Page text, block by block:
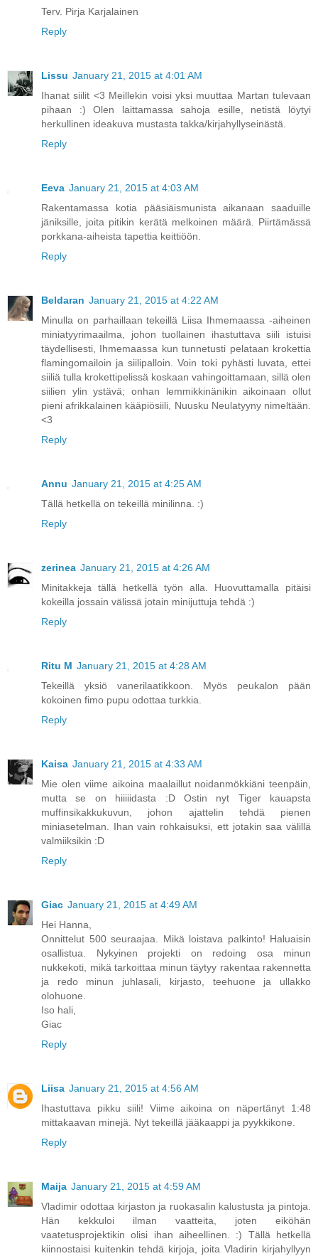
Terv. Pirja Karjalainen
Reply
Lissu January 21, 2015 at 4:01 AM
Ihanat siilit <3 Meillekin voisi yksi muuttaa Martan tulevaan
pihaan :) Olen laittamassa sahoja esille, netistä löytyi
herkullinen ideakuva mustasta takka/kirjahyllyseinästä.
Reply
Eeva January 21, 2015 at 4:03 AM
Rakentamassa kotia pääsiäismunista aikanaan saaduille
jäniksille, joita pitikin kerätä melkoinen määrä. Piirtämässä
porkkana-aiheista tapettia keittiöön.
Reply
Beldaran January 21, 2015 at 4:22 AM
Minulla on parhaillaan tekeillä Liisa Ihmemaassa -aiheinen
miniatyyrimaailma, johon tuollainen ihastuttava siili istuisi
täydellisesti, Ihmemaassa kun tunnetusti pelataan krokettia
flamingomailoin ja siilipalloin. Voin toki pyhästi luvata, ettei
siiliä tulla krokettipelissä koskaan vahingoittamaan, sillä olen
siilien ylin ystävä; onhan lemmikkinänikin aikoinaan ollut
pieni afrikkalainen kääpiösiili, Nuusku Neulatyyny nimeltään.
<3
Reply
Annu January 21, 2015 at 4:25 AM
Tällä hetkellä on tekeillä minilinna. :)
Reply
zerinea January 21, 2015 at 4:26 AM
Minitakkeja tällä hetkellä työn alla. Huovuttamalla pitäisi
kokeilla jossain välissä jotain minijuttuja tehdä :)
Reply
Ritu M January 21, 2015 at 4:28 AM
Tekeillä yksiö vanerilaatikkoon. Myös peukalon pään
kokoinen fimo pupu odottaa turkkia.
Reply
Kaisa January 21, 2015 at 4:33 AM
Mie olen viime aikoina maalaillut noidanmökkiäni teenpäin,
mutta se on hiiiiidasta :D Ostin nyt Tiger kauapsta
muffinsikakkukuvun, johon ajattelin tehdä pienen
miniasetelman. Ihan vain rohkaisuksi, ett jotakin saa välillä
valmiiksikin :D
Reply
Giac January 21, 2015 at 4:49 AM
Hei Hanna,
Onnittelut 500 seuraajaa. Mikä loistava palkinto! Haluaisin
osallistua. Nykyinen projekti on redoing osa minun
nukkekoti, mikä tarkoittaa minun täytyy rakentaa rakennetta
ja redo minun juhlasali, kirjasto, teehuone ja ullakko
olohuone.
Iso hali,
Giac
Reply
Liisa January 21, 2015 at 4:56 AM
Ihastuttava pikku siili! Viime aikoina on näpertänyt 1:48
mittakaavan minejä. Nyt tekeillä jääkaappi ja pyykkikone.
Reply
Maija January 21, 2015 at 4:59 AM
Vladimir odottaa kirjaston ja ruokasalin kalustusta ja pintoja.
Hän kekkuloi ilman vaatteita, joten eiköhän
vaatetusprojektikin olisi ihan aiheellinen. :) Tällä hetkellä
kiinnostaisi kuitenkin tehdä kirjoja, joita Vladirin kirjahyllyyn